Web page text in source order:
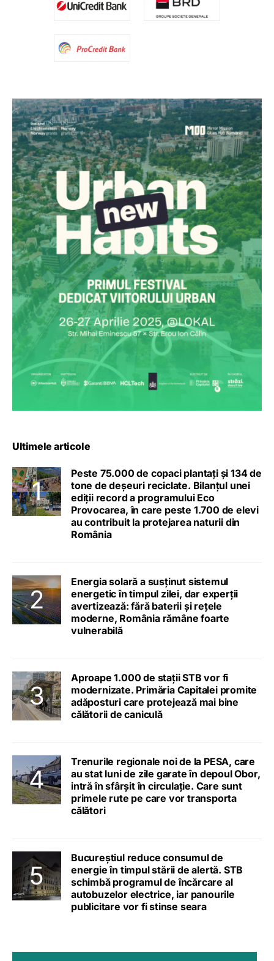
Ultimele articole
Peste 75.000 de copaci plantați și 134 de
tone de deșeuri reciclate. Bilanțul unei
ediții record a programului Eco
Provocarea, în care peste 1.700 de elevi
au contribuit la protejarea naturii din
România
Energia solară a susținut sistemul
energetic în timpul zilei, dar experții
avertizează: fără baterii și rețele
moderne, România rămâne foarte
vulnerabilă
Aproape 1.000 de stații STB vor fi
modernizate. Primăria Capitalei promite
adăposturi care protejează mai bine
călătorii de caniculă
Trenurile regionale noi de la PESA, care
au stat luni de zile garate în depoul Obor,
intră în sfârșit în circulație. Care sunt
primele rute pe care vor transporta
călători
Bucureștiul reduce consumul de
energie în timpul stării de alertă. STB
schimbă programul de încărcare al
autobuzelor electrice, iar panourile
publicitare vor fi stinse seara